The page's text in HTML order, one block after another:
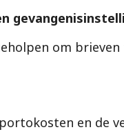
om
en de